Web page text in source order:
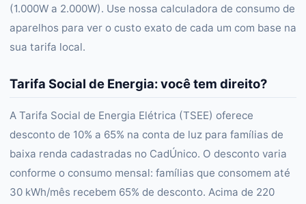
(1.000W a 2.000W). Use nossa calculadora de consumo de
aparelhos para ver o custo exato de cada um com base na
sua tarifa local.
Tarifa Social de Energia: você tem direito?
A Tarifa Social de Energia Elétrica (TSEE) oferece
desconto de 10% a 65% na conta de luz para famílias de
baixa renda cadastradas no CadÚnico. O desconto varia
conforme o consumo mensal: famílias que consomem até
30 kWh/mês recebem 65% de desconto. Acima de 220